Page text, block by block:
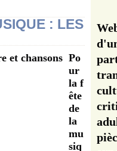
: LES
Po
ur
la f
ête
de
la
mu
siq